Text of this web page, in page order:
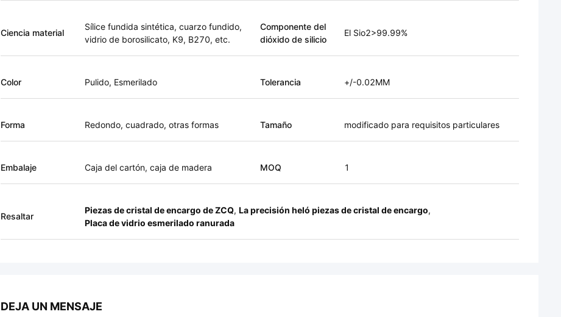
Ciencia material
Sílice fundida sintética, cuarzo fundido,
vidrio de borosilicato, K9, B270, etc.
Componente del
dióxido de silicio
El Sio2>99.99%
Color Pulido, Esmerilado Tolerancia +/-0.02MM
Forma Redondo, cuadrado, otras formas Tamaño modificado para requisitos particulares
Embalaje Caja del cartón, caja de madera MOQ 1
Resaltar
Piezas de cristal de encargo de ZCQ, La precisión heló piezas de cristal de encargo,
Placa de vidrio esmerilado ranurada
DEJA UN MENSAJE